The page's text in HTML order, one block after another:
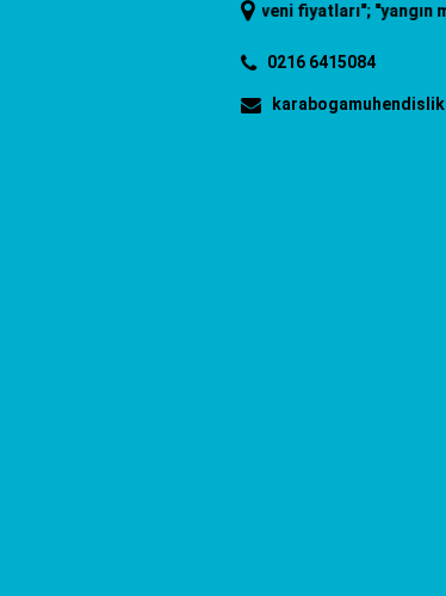
yangın merdiveni fiyatları"; " yangın merdiveni
0216 6415084